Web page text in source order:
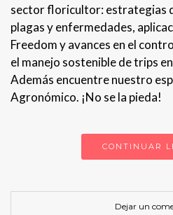
sector floricultor: estrategias
plagas y enfermedades,
Freedom y avances en el
el manejo sostenible de trips
Además encuentre nuestro
Agronómico. ¡No se la pieda!
CONTINUAR
Dejar un